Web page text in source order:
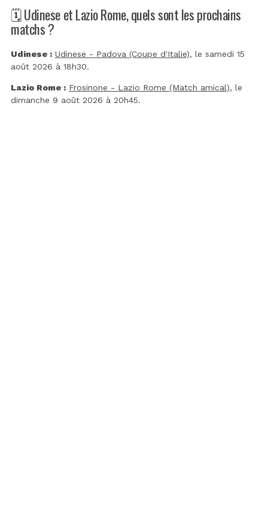
🗓️ Udinese et Lazio Rome, quels sont les prochains
matchs ?
Udinese : Udinese - Padova (Coupe d'Italie), le samedi 15
août 2026 à 18h30.
Lazio Rome : Frosinone - Lazio Rome (Match amical), le
dimanche 9 août 2026 à 20h45.